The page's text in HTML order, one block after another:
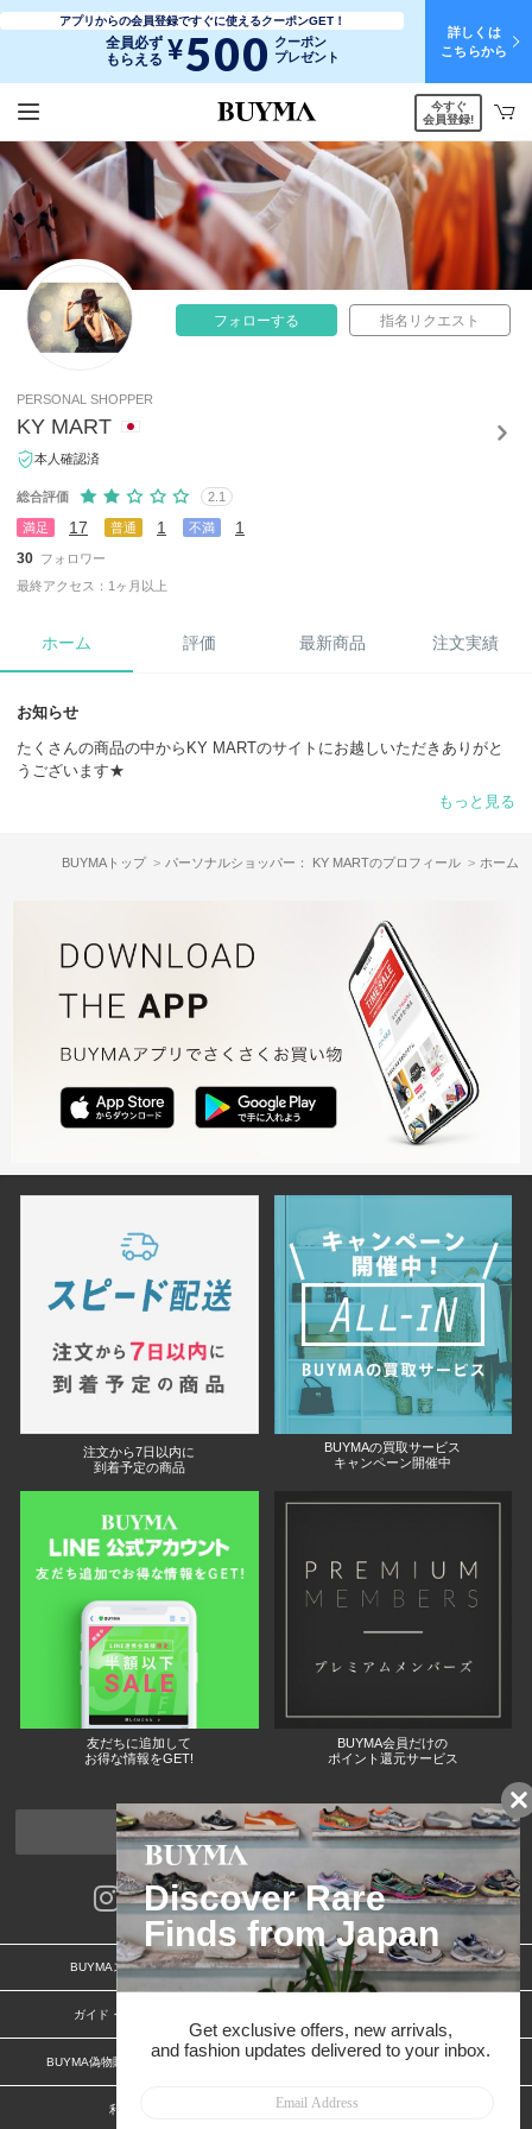
アプリからの会員登録ですぐに使えるクーポンGET！
全員必ず
もらえる ¥500 クーポン
プレゼント
詳しくは
こちらから
今すぐ
会員登録!
フォローする 指名リクエスト
PERSONAL SHOPPER
KY MART
本人確認済
総合評価 2.1
満足 17 普通 1 不満 1
30 フォロワー
最終アクセス：1ヶ月以上
ホーム 評価 最新商品 注文実績
お知らせ
たくさんの商品の中からKY MARTのサイトにお越しいただきありがと
うございます★
初めてBUYMAでお買い物される方も、安心してお買い物して頂けるよ
※ご注文の前に必ず【お取引について】をご一読下さい。
◎取り扱っている商品は直営店、直営オンラインショップ、大手百貨店
など信頼できるお店からのみ、仕入れていますのでご安心ください。
◎当方の商品は全て日本国内発送のため、通常海外からの発送の場合に
かかる関税、消費税込みの価格となっております。
にお問い合わせ下さい。
もっと見る
BUYMAトップ パーソナルショッパー： KY MARTのプロフィール ホーム
注文から7日以内に
到着予定の商品
BUYMAの買取サービス
キャンペーン開催中
友だちに追加して
お得な情報をGET!
BUYMA会員だけの
ポイント還元サービス
ページトップへ
BUYMAスタートガイド 安心への取り組み
ガイド・お問い合わせ
BUYMA偽物販売防止の取り組み BUYMA CARD
利用規約